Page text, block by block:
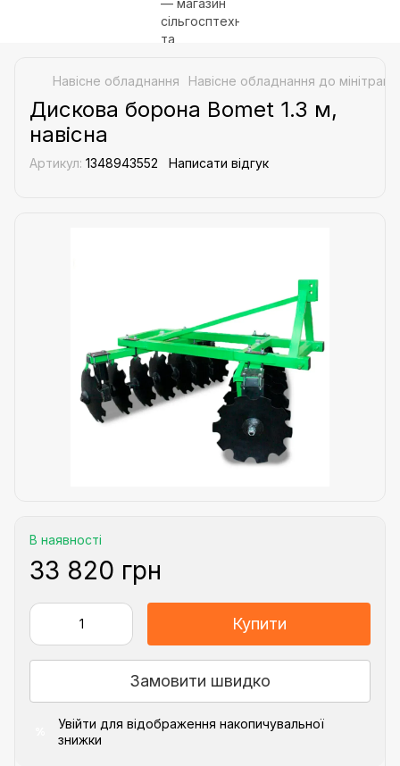
Навісне обладнання Навісне обладнання до
Дискова борона Bomet 1.3 м,
навісна
Артикул: 1348943552 Написати відгук
В наявності
33 820 грн
Купити
Замовити швидко
Увійти для відображення накопичувальної
знижки